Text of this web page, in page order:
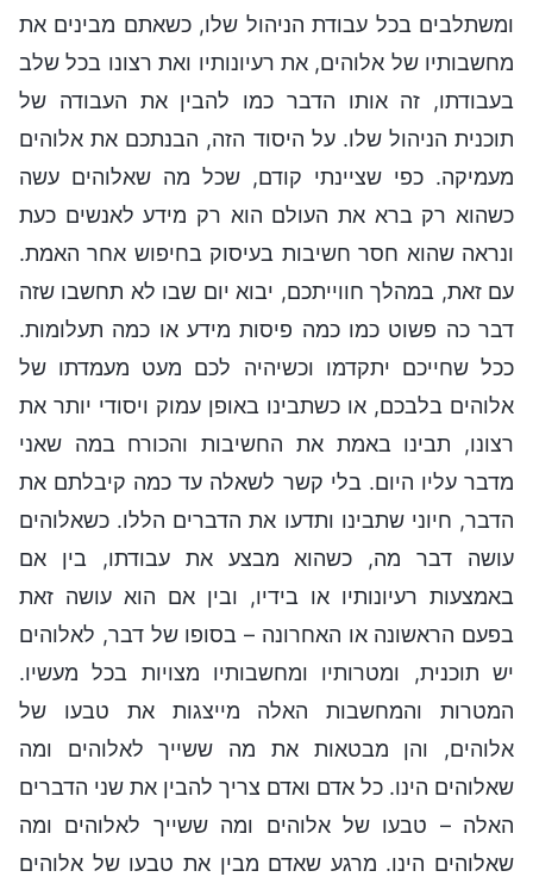
ומשתלבים בכל עבודת הניהול שלו, כשאתם מבינים את
מחשבותיו של אלוהים, את רעיונותיו ואת רצונו בכל שלב
בעבודתו, זה אותו הדבר כמו להבין את העבודה של
תוכנית הניהול שלו. על היסוד הזה, הבנתכם את אלוהים
מעמיקה. כפי שציינתי קודם, שכל מה שאלוהים עשה
כשהוא רק ברא את העולם הוא רק מידע לאנשים כעת
ונראה שהוא חסר חשיבות בעיסוק בחיפוש אחר האמת.
עם זאת, במהלך חווייתכם, יבוא יום שבו לא תחשבו שזה
דבר כה פשוט כמו כמה פיסות מידע או כמה תעלומות.
ככל שחייכם יתקדמו וכשיהיה לכם מעט מעמדתו של
אלוהים בלבכם, או כשתבינו באופן עמוק ויסודי יותר את
רצונו, תבינו באמת את החשיבות והכורח במה שאני
מדבר עליו היום. בלי קשר לשאלה עד כמה קיבלתם את
הדבר, חיוני שתבינו ותדעו את הדברים הללו. כשאלוהים
עושה דבר מה, כשהוא מבצע את עבודתו, בין אם
באמצעות רעיונותיו או בידיו, ובין אם הוא עושה זאת
בפעם הראשונה או האחרונה – בסופו של דבר, לאלוהים
יש תוכנית, ומטרותיו ומחשבותיו מצויות בכל מעשיו.
המטרות והמחשבות האלה מייצגות את טבעו של
אלוהים, והן מבטאות את מה ששייך לאלוהים ומה
שאלוהים הינו. כל אדם ואדם צריך להבין את שני הדברים
האלה – טבעו של אלוהים ומה ששייך לאלוהים ומה
שאלוהים הינו. מרגע שאדם מבין את טבעו של אלוהים